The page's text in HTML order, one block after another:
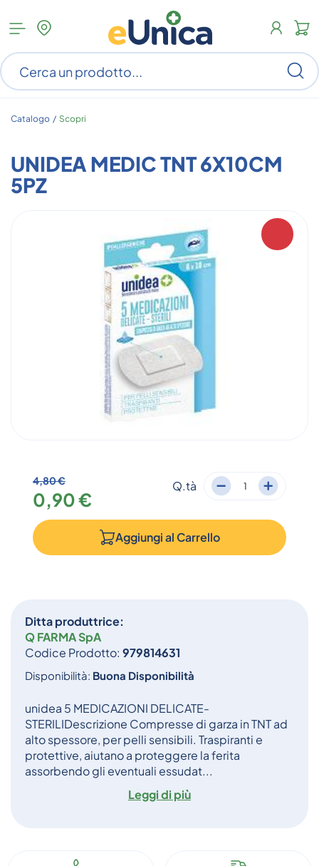
Apri
menu
categorie
Catalogo / Scopri
UNIDEA MEDIC TNT 6X10CM
5PZ
Ditta produttrice:
Q FARMA SpA
Codice Prodotto: 979814631
Disponibilità: Buona Disponibilità
unidea 5 MEDICAZIONI DELICATE-
STERILIDescrizione Compresse di garza in TNT ad
alto spessore, per pelli sensibili. Traspiranti e
protettive, aiutano a proteggere la ferita
assorbendo gli eventuali essudat...
Leggi di più
4,80 €
0,90 €
Q.tà
Aggiungi al Carrello